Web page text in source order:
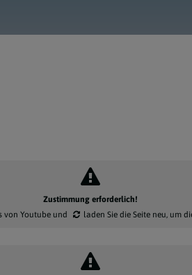
Zustimmung erforderlich!
von Youtube und laden Sie die Seite neu, um